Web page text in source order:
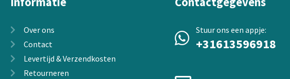
productpagina
Over ons
Contact
Levertijd & Verzendkosten
Retourneren
Stuur ons een appje:
+31613596918